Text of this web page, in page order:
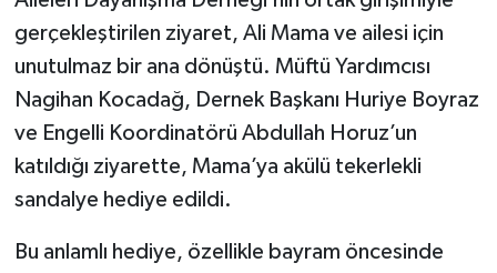
gerçekleştirilen ziyaret, Ali Mama ve ailesi için
unutulmaz bir ana dönüştü. Müftü Yardımcısı
Nagihan Kocadağ, Dernek Başkanı Huriye Boyraz
ve Engelli Koordinatörü Abdullah Horuz’un
katıldığı ziyarette, Mama’ya akülü tekerlekli
sandalye hediye edildi.
Bu anlamlı hediye, özellikle bayram öncesinde